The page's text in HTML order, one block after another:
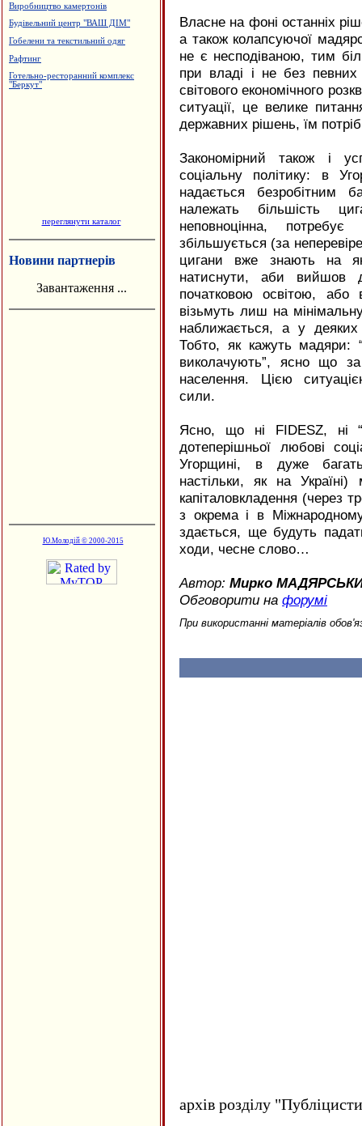
Агентство нерухомості "А.Мрія"
Магазин-склад "Теплий дім",
Град"
Магазин "Макітра" - посуд, сувеніри
переглянути каталог
Новини партнерів
Завантаження ...
Ю.Молодій © 2000-2015
Власне на фоні останніх
а також колапсуючої
не є несподіваною, тим
при владі і не без
світового економічного
ситуації, це велике
державних рішень, їм
Закономірний також і
соціальну політику: в
надається безробітним
належать більшість
неповноцінна,
збільшується (за
цигани вже знають на
натиснути, аби
початковою освітою, або
візьмуть лиш на
наближається, а у
Тобто, як кажуть мадяри:
виколачують”, ясно що
населення. Цією
сили.
Ясно, що ні FIDESZ, ні
дотеперішньої любові
Угорщині, в дуже
настільки, як на
капіталовкладення (через
з окрема і в
здається, ще будуть
ходи, чесне слово…
Автор: Мирко
Обговорити на форумі
При використанні матеріалів
архів розділу